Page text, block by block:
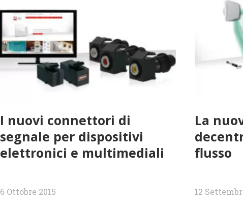
I nuovi connettori di
segnale per dispositivi
elettronici e multimediali
6 Ottobre 2015
La
flusso
12